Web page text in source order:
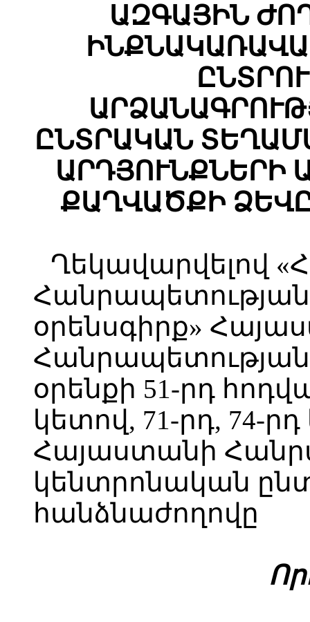
ԱԶԳԱՅԻՆ
ԸՆՏՐԱԿԱՆ
ԱՐԴՅՈՒՆՔՆԵՐԻ
ՔԱՂՎԱԾՔԻ
Ղեկավարվելով
օրենսգիրք»
օրենքի 51-րդ
կետով, 71-րդ, 74-
Հայաստանի
կենտրոնական
հանձնաժողովը
Ո